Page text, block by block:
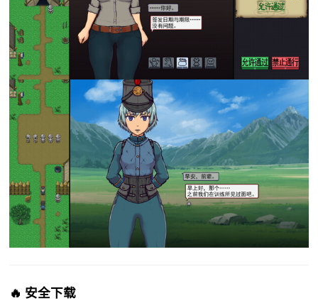
🔥 安全下载